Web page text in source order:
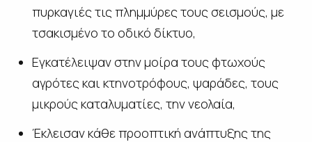
πυρκαγιές τις πλημμύρες τους σεισμούς, με
τσακισμένο το οδικό δίκτυο,
Εγκατέλειψαν στην μοίρα τους φτωχούς
αγρότες και κτηνοτρόφους, ψαράδες, τους
μικρούς καταλυματίες, την νεολαία,
Έκλεισαν κάθε προοπτική ανάπτυξης της